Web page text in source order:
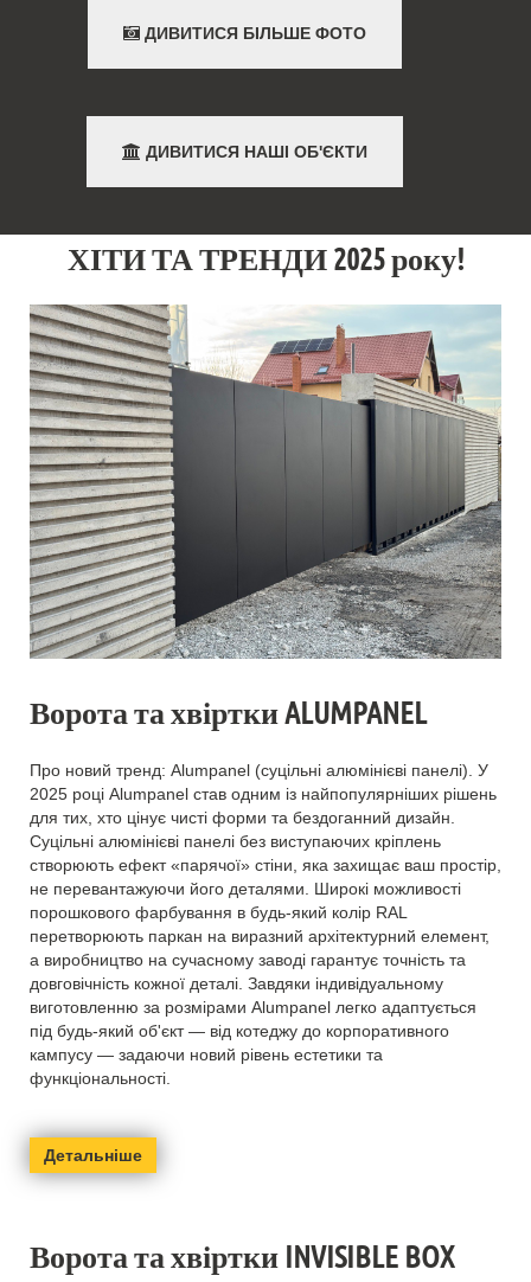
ДИВИТИСЯ БІЛЬШЕ ФОТО
ДИВИТИСЯ НАШІ ОБ'ЄКТИ
ХІТИ ТА ТРЕНДИ 2025 року!
Ворота та хвіртки ALUMPANEL
Про новий тренд: Alumpanel (суцільні алюмінієві панелі). У
2025 році Alumpanel став одним із найпопулярніших рішень
для тих, хто цінує чисті форми та бездоганний дизайн.
Суцільні алюмінієві панелі без виступаючих кріплень
створюють ефект «парячої» стіни, яка захищає ваш простір,
не перевантажуючи його деталями. Широкі можливості
порошкового фарбування в будь-який колір RAL
перетворюють паркан на виразний архітектурний елемент,
а виробництво на сучасному заводі гарантує точність та
довговічність кожної деталі. Завдяки індивідуальному
виготовленню за розмірами Alumpanel легко адаптується
під будь-який об'єкт — від котеджу до корпоративного
кампусу — задаючи новий рівень естетики та
функціональності.
Детальніше
Ворота та хвіртки INVISIBLE BOX